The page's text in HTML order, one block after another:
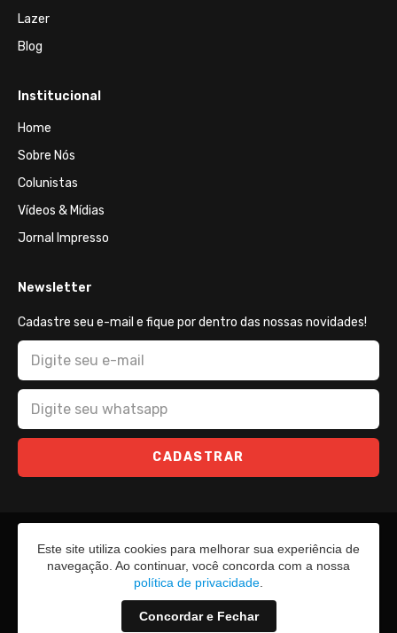
Lazer
Blog
Institucional
Home
Sobre Nós
Colunistas
Vídeos & Mídias
Jornal Impresso
Newsletter
Cadastre seu e-mail e fique por dentro das nossas novidades!
CADASTRAR
Este site utiliza cookies para melhorar sua experiência de
navegação. Ao continuar, você concorda com a nossa
política de privacidade
Concordar e Fechar